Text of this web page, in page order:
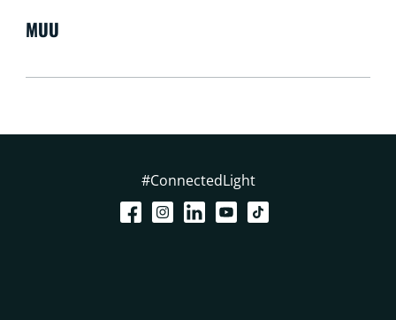
MUU
#ConnectedLight